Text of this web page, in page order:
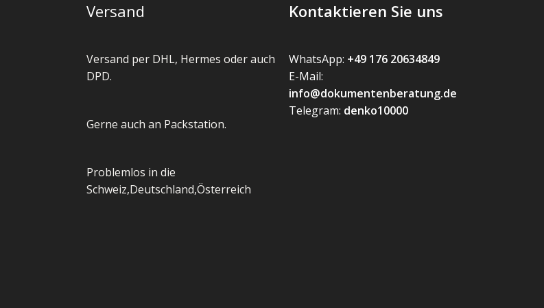
Versand
Versand per DHL, Hermes oder auch
DPD.
Gerne auch an Packstation.
Problemlos in die
Schweiz,Deutschland,Österreich
Kontaktieren Sie uns
WhatsApp: +49 176 20634849
E-Mail:
info@dokumentenberatung.de
Telegram: denko10000